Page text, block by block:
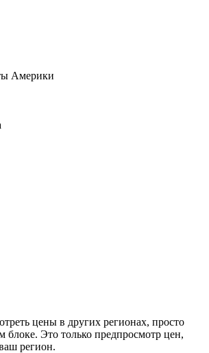
Америки
цены в других регионах, просто
блоке. Это только предпросмотр цен,
регион.